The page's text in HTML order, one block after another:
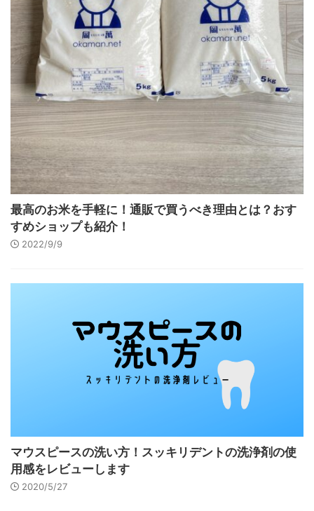
最高のお米を手軽に！通販で買うべき理由とは？おす
すめショップも紹介！
2022/9/9
マウスピースの洗い方！スッキリデントの洗浄剤の使
用感をレビューします
2020/5/27